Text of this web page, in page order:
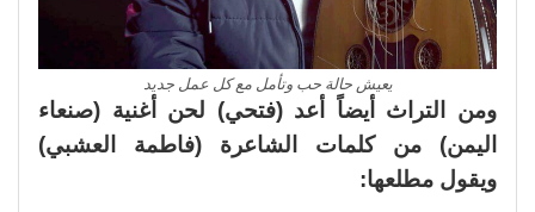
يعيش حالة حب وتأمل مع كل عمل جديد
ومن التراث أيضاً أعد (فتحي) لحن أغنية (صنعاء
اليمن) من كلمات الشاعرة (فاطمة العشبي)
ويقول مطلعها: